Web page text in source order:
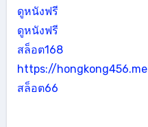
ดูหนังฟรี
ดูหนังฟรี
สล็อต168
https://hongkong456.me
สล็อต66